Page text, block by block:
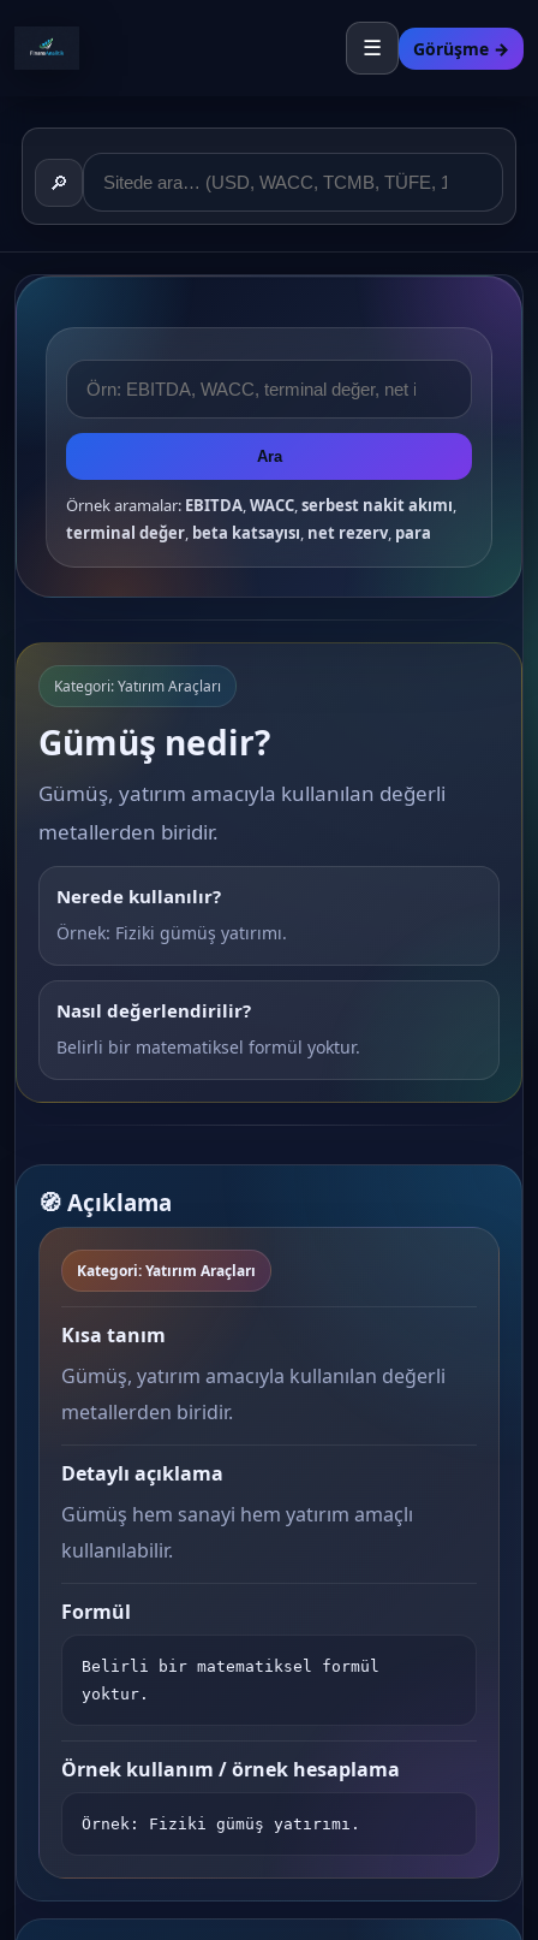
☰ Görüşme →
🔎
Ara
Örnek aramalar: EBITDA,WACC,serbest nakit akımı,
terminal değer, beta katsayısı, net rezerv, para
Kategori: Yatırım Araçları
Gümüş nedir?
Gümüş, yatırım amacıyla kullanılan değerli
metallerden biridir.
Nerede kullanılır?
Örnek: Fiziki gümüş yatırımı.
Nasıl değerlendirilir?
Belirli bir matematiksel formül yoktur.
🧭 Açıklama
Kategori: Yatırım Araçları
Kısa tanım
Gümüş, yatırım amacıyla kullanılan değerli
metallerden biridir.
Detaylı açıklama
Gümüş hem sanayi hem yatırım amaçlı
kullanılabilir.
Formül
Belirli bir matematiksel formül
yoktur.
Örnek kullanım / örnek hesaplama
Örnek: Fiziki gümüş yatırımı.